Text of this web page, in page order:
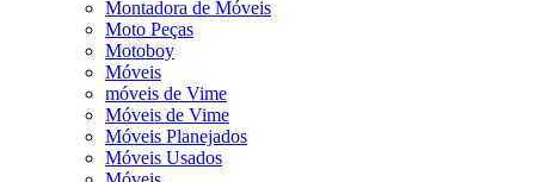
Montadora de Móveis
Moto Peças
Motoboy
Móveis
móveis de Vime
Móveis de Vime
Móveis Planejados
Móveis Usados